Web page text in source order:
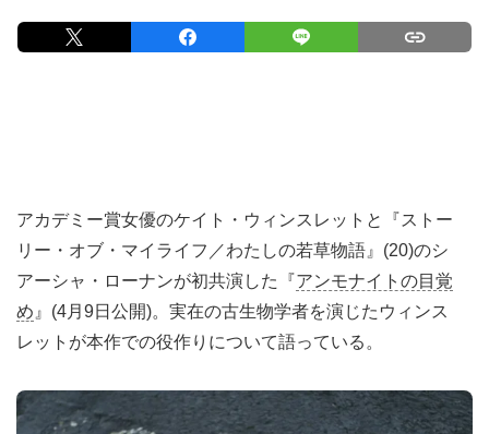
アカデミー賞女優のケイト・ウィンスレットと『ストー
リー・オブ・マイライフ／わたしの若草物語』(20)のシ
アーシャ・ローナンが初共演した『アンモナイトの目覚
め 』(4月9日公開)。実在の古生物学者を演じたウィンス
レットが本作での役作りについて語っている。